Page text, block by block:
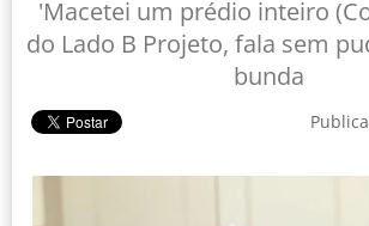
'Macetei um prédio inteiro
do Lado B Projeto, fala sem
bunda